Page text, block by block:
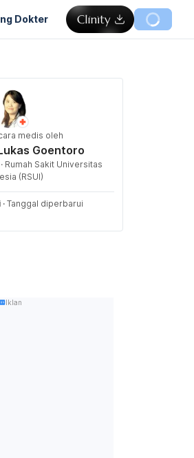
Dokter
medis oleh
Goentoro
Rumah Sakit Universitas
(RSUI)
· Tanggal diperbarui
Iklan